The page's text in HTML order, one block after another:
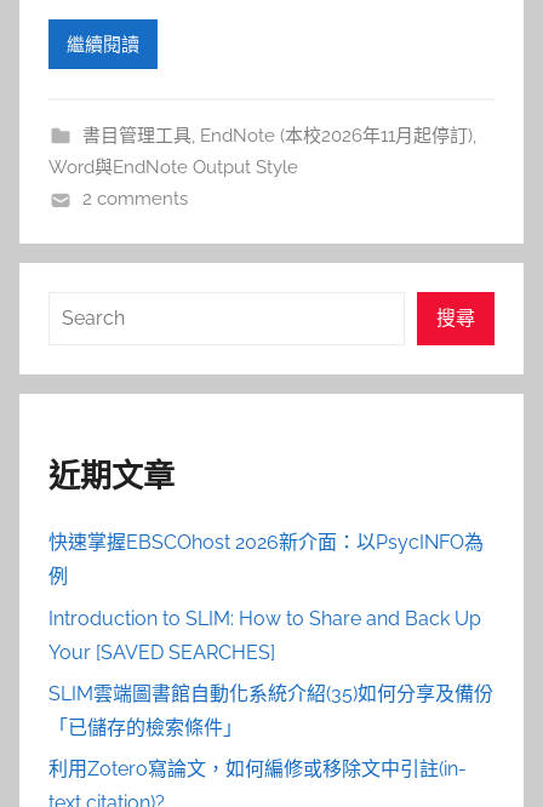
繼續閱讀
書目管理工具, EndNote (本校2026年11月起停訂),
Word與EndNote Output Style
2 comments
搜
搜尋
近期文章
快速掌握EBSCOhost 2026新介面：以PsycINFO為
例
Introduction to SLIM: How to Share and Back Up
Your [SAVED SEARCHES]
SLIM雲端圖書館自動化系統介紹(35)如何分享及備份
「已儲存的檢索條件」
利用Zotero寫論文，如何編修或移除文中引註(in-